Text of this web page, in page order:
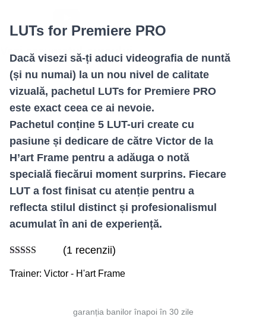
Vezi rezumatul cursului
LUTs for Premiere PRO
Dacă visezi să-ți aduci videografia de nuntă
(și nu numai) la un nou nivel de calitate
vizuală, pachetul LUTs for Premiere PRO
este exact ceea ce ai nevoie.
Pachetul conține 5 LUT-uri create cu
pasiune și dedicare de către Victor de la
H’art Frame pentru a adăuga o notă
specială fiecărui moment surprins. Fiecare
LUT a fost finisat cu atenție pentru a
reflecta stilul distinct și profesionalismul
acumulat în ani de experiență.
(1 recenzii)
Trainer: Victor - H'art Frame
garanția banilor înapoi în 30 zile